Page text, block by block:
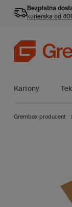
Bezpłatna
kurierska od
Kartony
Grembox producent